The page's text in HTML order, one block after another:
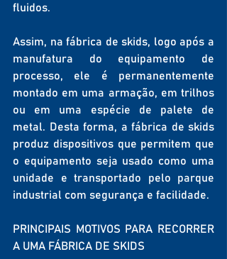
fluidos.
Assim, na fábrica de skids, logo após a
manufatura do equipamento de
processo, ele é permanentemente
montado em uma armação, em trilhos
ou em uma espécie de palete de
metal. Desta forma, a fábrica de skids
produz dispositivos que permitem que
o equipamento seja usado como uma
unidade e transportado pelo parque
industrial com segurança e facilidade.
PRINCIPAIS MOTIVOS PARA RECORRER
A UMA FÁBRICA DE SKIDS